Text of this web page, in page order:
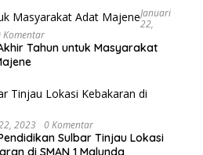
Januari
22,
Komentar
Tahun untuk Masyarakat
2023 0 Komentar
Sulbar Tinjau Lokasi
di SMAN 1 Malunda